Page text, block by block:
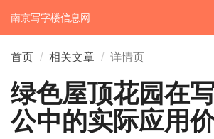
南京写字楼信息网
首页 相关文章 详情页
绿色屋顶花园在
公中的实际应用